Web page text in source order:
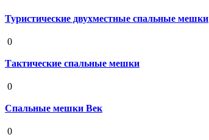
Туристические двухместные спальные мешки
0
Тактические спальные мешки
0
Спальные мешки Век
0